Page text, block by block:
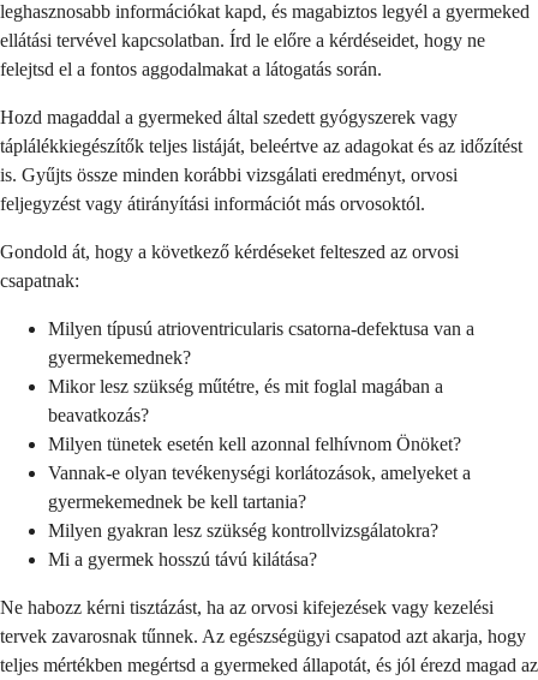
leghasznosabb információkat kapd, és magabiztos legyél a gyermeked
ellátási tervével kapcsolatban. Írd le előre a kérdéseidet, hogy ne
felejtsd el a fontos aggodalmakat a látogatás során.
Hozd magaddal a gyermeked által szedett gyógyszerek vagy
táplálékkiegészítők teljes listáját, beleértve az adagokat és az időzítést
is. Gyűjts össze minden korábbi vizsgálati eredményt, orvosi
feljegyzést vagy átirányítási információt más orvosoktól.
Gondold át, hogy a következő kérdéseket felteszed az orvosi
csapatnak:
Milyen típusú atrioventricularis csatorna-defektusa van a
gyermekemednek?
Mikor lesz szükség műtétre, és mit foglal magában a
beavatkozás?
Milyen tünetek esetén kell azonnal felhívnom Önöket?
Vannak-e olyan tevékenységi korlátozások, amelyeket a
gyermekemednek be kell tartania?
Milyen gyakran lesz szükség kontrollvizsgálatokra?
Mi a gyermek hosszú távú kilátása?
Ne habozz kérni tisztázást, ha az orvosi kifejezések vagy kezelési
tervek zavarosnak tűnnek. Az egészségügyi csapatod azt akarja, hogy
teljes mértékben megértsd a gyermeked állapotát, és jól érezd magad az